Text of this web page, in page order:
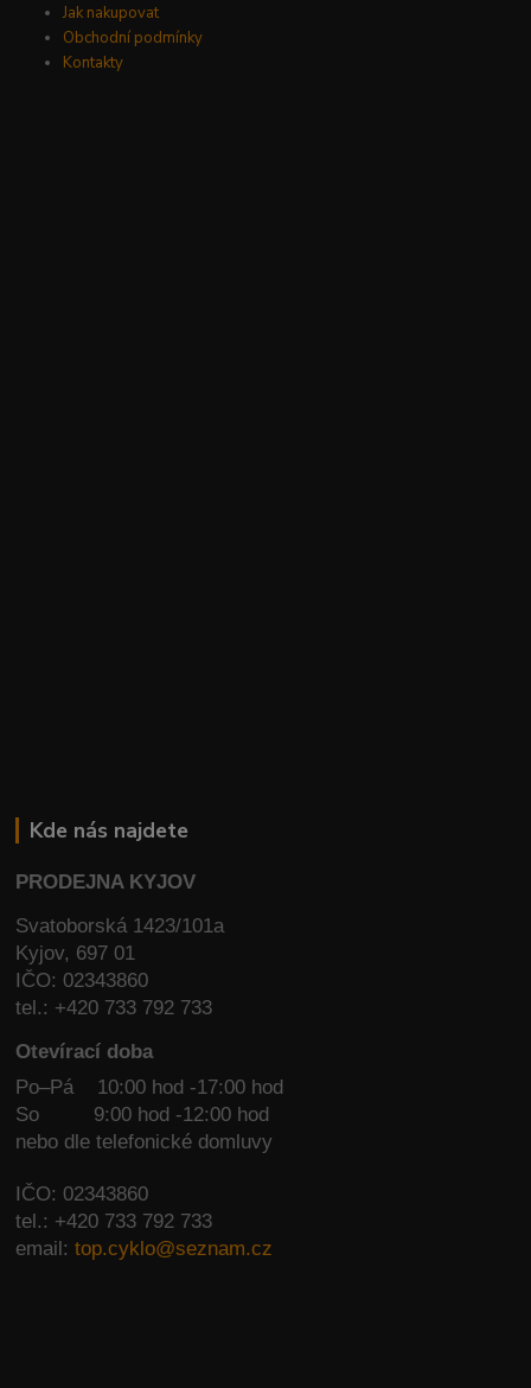
Jak nakupovat
Obchodní podmínky
Kontakty
Kde nás najdete
PRODEJNA KYJOV
Svatoborská 1423/101a
Kyjov, 697 01
IČO: 02343860
tel.: +420 733 792 733
Otevírací doba
Po–Pá 10:00 hod -17:00 hod
So
9:00 hod -12:00 hod
nebo dle telefonické domluvy
IČO: 02343860
tel.: +420 733 792 733
email:top.cyklo@seznam.cz